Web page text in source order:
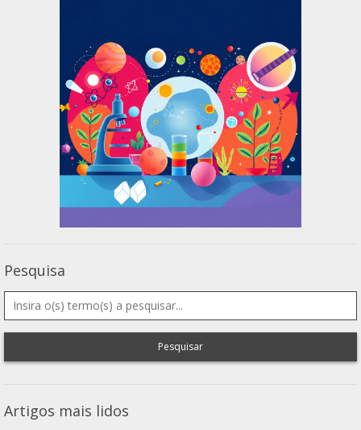
Pesquisa
Pesquisar
Artigos mais lidos